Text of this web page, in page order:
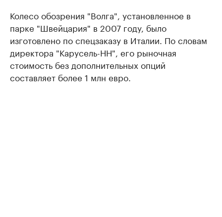
Колесо обозрения "Волга", установленное в
парке "Швейцария" в 2007 году, было
изготовлено по спецзаказу в Италии. По словам
директора "Карусель-НН", его рыночная
стоимость без дополнительных опций
составляет более 1 млн евро.